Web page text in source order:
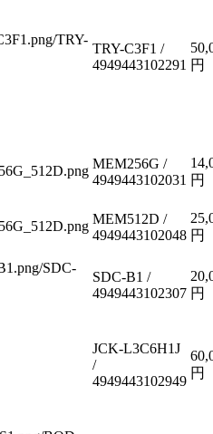
TRY-C3F1 /
4949443102291 円
MEM256G /
4949443102031 円
MEM512D /
4949443102048 円
SDC-B1 /
4949443102307 円
JCK-L3C6H1J
/
4949443102949
円